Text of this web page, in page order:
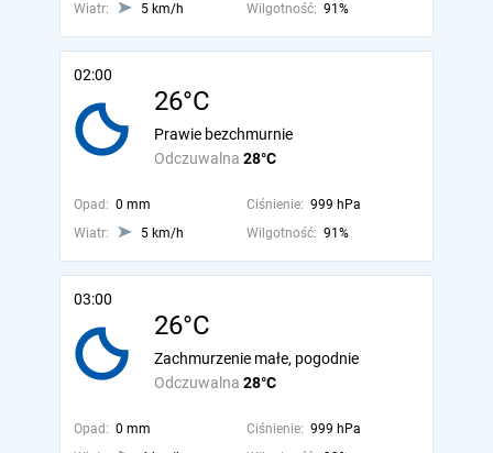
Wiatr:
5 km/h Wilgotność: 91%
02:00
26°C
Odczuwalna 28°C
Prawie bezchmurnie
Opad: 0 mm Ciśnienie: 999 hPa
Wiatr:
5 km/h Wilgotność: 91%
03:00
26°C
Odczuwalna 28°C
Zachmurzenie małe, pogodnie
Opad: 0 mm Ciśnienie: 999 hPa